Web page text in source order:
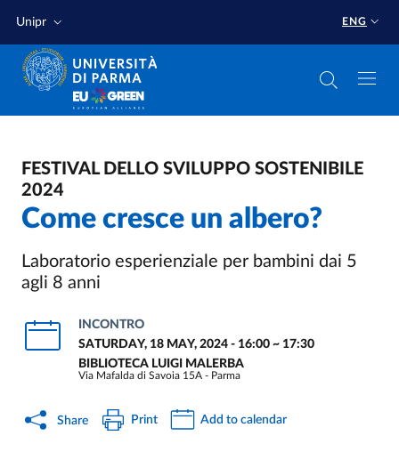
Unipr ENG
FESTIVAL DELLO SVILUPPO SOSTENIBILE
2024
Come cresce un albero?
Laboratorio esperienziale per bambini dai 5
agli 8 anni
INCONTRO
SATURDAY, 18 MAY, 2024 - 16:00 ~ 17:30
BIBLIOTECA LUIGI MALERBA
Via Mafalda di Savoia 15A - Parma
Share Print Add to calendar